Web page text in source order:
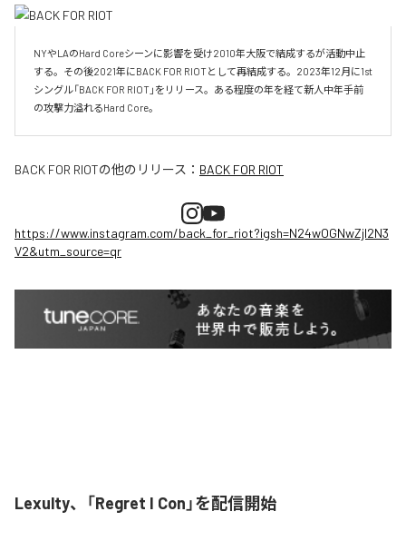
NYやLAのHard Coreシーンに影響を受け2010年大阪で結成するが活動中止
する。その後2021年にBACK FOR RIOTとして再結成する。2023年12月に1st
シングル「BACK FOR RIOT」をリリース。ある程度の年を経て新人中年手前
の攻撃力溢れるHard Core。
BACK FOR RIOTの他のリリース： BACK FOR RIOT
https://www.instagram.com/back_for_riot?igsh=N24wOGNwZjI2N3
V2&utm_source=qr
Lexulty、「Regret I Con」を配信開始